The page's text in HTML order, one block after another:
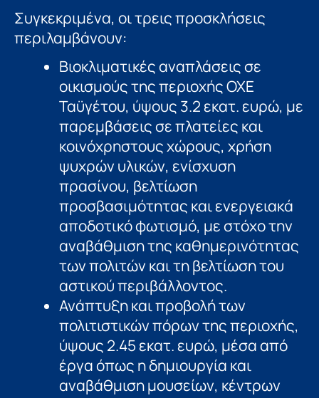
Συγκεκριμένα, οι τρεις προσκλήσεις
περιλαμβάνουν:
Βιοκλιματικές αναπλάσεις σε
οικισμούς της περιοχής ΟΧΕ
Ταϋγέτου, ύψους 3.2 εκατ. ευρώ, με
παρεμβάσεις σε πλατείες και
κοινόχρηστους χώρους, χρήση
ψυχρών υλικών, ενίσχυση
πρασίνου, βελτίωση
προσβασιμότητας και ενεργειακά
αποδοτικό φωτισμό, με στόχο την
αναβάθμιση της καθημερινότητας
των πολιτών και τη βελτίωση του
αστικού περιβάλλοντος.
Ανάπτυξη και προβολή των
πολιτιστικών πόρων της περιοχής,
ύψους 2.45 εκατ. ευρώ, μέσα από
έργα όπως η δημιουργία και
αναβάθμιση μουσείων, κέντρων